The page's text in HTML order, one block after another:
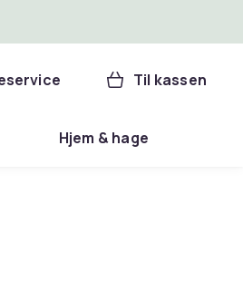
Til kassen
Hjem & hage